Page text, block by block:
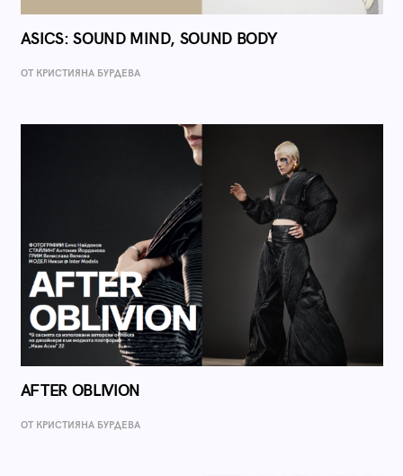
ASICS: SOUND MIND, SOUND BODY
ОТ КРИСТИЯНА БУРДЕВА
AFTER OBLIVION
ОТ КРИСТИЯНА БУРДЕВА